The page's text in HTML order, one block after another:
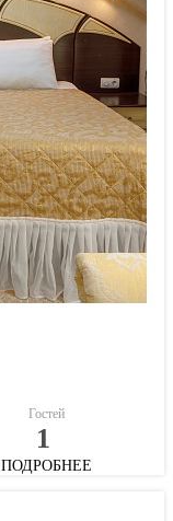
Гостей
1
ПОДРОБНЕЕ